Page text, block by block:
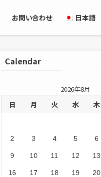
お問い合わせ 日本語
Calendar
2026年8月
日 月 火 水 木
2 3 4 5 6
9 10 11 12 13
16 17 18 19 20